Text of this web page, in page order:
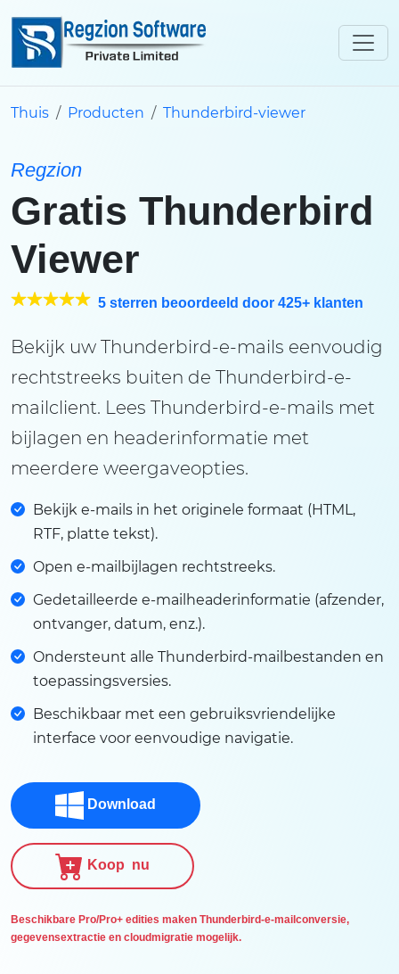
Thuis Producten Thunderbird-viewer
Regzion
Gratis Thunderbird
Viewer
5 sterren beoordeeld door 425+ klanten
Bekijk uw Thunderbird-e-mails eenvoudig
rechtstreeks buiten de Thunderbird-e-
mailclient. Lees Thunderbird-e-mails met
bijlagen en headerinformatie met
meerdere weergaveopties.
Bekijk e-mails in het originele formaat (HTML,
RTF, platte tekst).
Open e-mailbijlagen rechtstreeks.
Gedetailleerde e-mailheaderinformatie (afzender,
ontvanger, datum, enz.).
Ondersteunt alle Thunderbird-mailbestanden en
toepassingsversies.
Beschikbaar met een gebruiksvriendelijke
interface voor eenvoudige navigatie.
Download
Koop nu
Beschikbare Pro/Pro+ edities maken Thunderbird-e-mailconversie,
gegevensextractie en cloudmigratie mogelijk.